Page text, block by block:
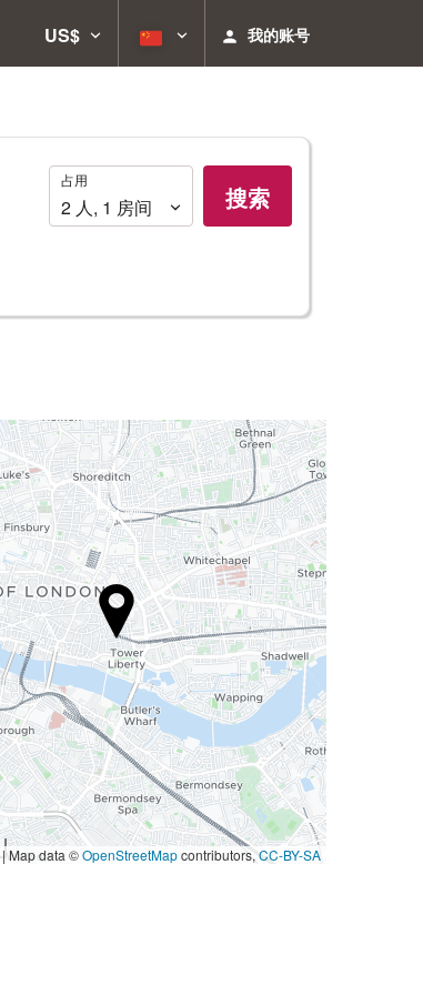
US$ 我的账号
占
用
占用
2 人, 1 房间 搜索
|Map data ©OpenStreetMapcontributors,CC-BY-SA